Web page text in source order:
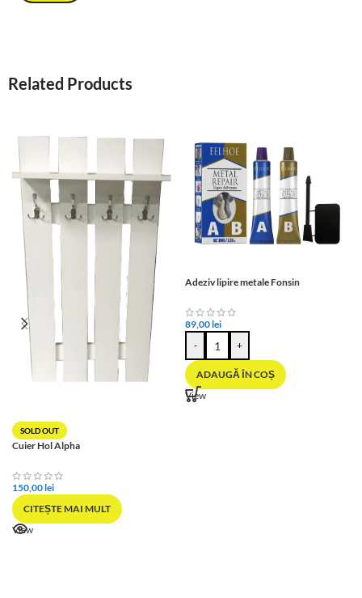
Related Products
SOLD OUT
Cuier Hol Alpha
150,00lei
CITEȘTE MAI MULT
View
Adeziv lipire metale Fonsin
89,00lei
-
+
ADAUGĂ ÎN COȘ
View